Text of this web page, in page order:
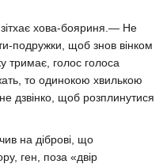
хова-бояриня.— Не
подружки, щоб знов вінком
тримає, голос голоса
то одинокою хвилькою
дзвінко, щоб розплинутися
на діброві, що
ген, поза «двір